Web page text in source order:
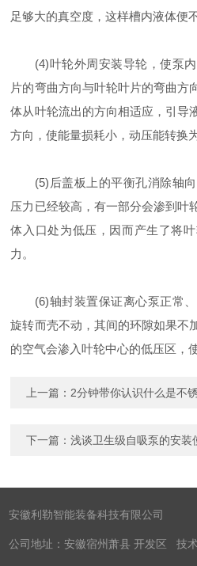
足够大的真空度，这样槽内液体便
(4)叶轮外周安装导轮，使泵内
片的弯曲方向与叶轮叶片的弯曲方
体从叶轮流出的方向相适应，引导
方向，使能量损耗小，动压能转换
(5)后盖板上的平衡孔消除轴向
压力已经较高，有一部分会渗到叶
体入口处为低压，因而产生了将
力。
(6)轴封装置保证离心泵正常、
旋转而壳不动，其间的环隙如果不
的空气会渗入叶轮中心的低压区，
上一篇： 2分钟带你认识什么是不
下一篇：浅谈卫生级自吸泵的安装
安徽利勒智能装备科技有限公司
公司地址：安徽宿州萧县 开发区 技